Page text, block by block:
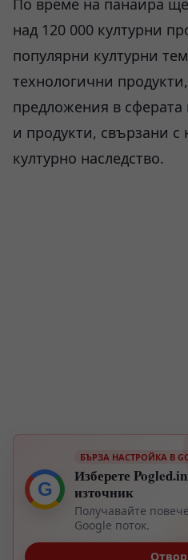
По време на панаира
над 120 000 културни
популярни културни
технологични
предложения в
и продукти, свързани с
културно наследство.
G
БЪРЗА НАСТРОЙКА В
Изберете
източник
Получавайте
Google поток.